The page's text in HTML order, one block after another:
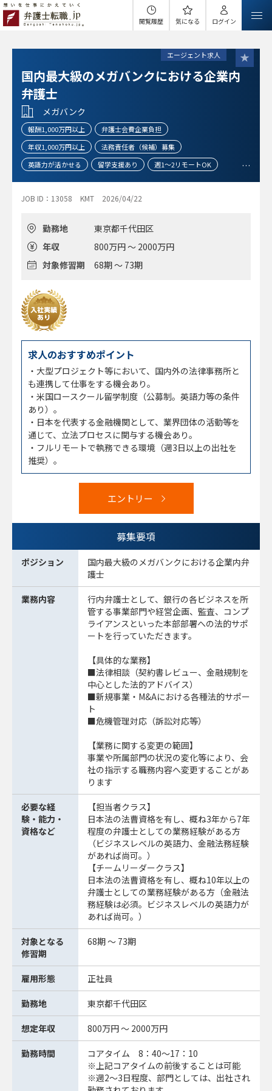
閲覧履歴 気になる ログイン
エージェント求人
国内最大級のメガバンクにおける企業内
弁護士
メガバンク
報酬1,000万円以上
弁護士会費企業負担
年収1,000万円以上
法務責任者（候補）募集
英語力が活かせる
留学支援あり
週1～2リモートOK
完全週休二日制(土日)
JOB ID：13058 KMT 2026/04/22
勤務地
東京都千代田区
年収
800万円 ～ 2000万円
対象修習期
68期 ～ 73期
求人のおすすめポイント
・大型プロジェクト等において、国内外の法律事務所と
も連携して仕事をする機会あり。
・米国ロースクール留学制度（公募制。英語力等の条件
あり）。
・日本を代表する金融機関として、業界団体の活動等を
通じて、立法プロセスに関与する機会あり。
・フルリモートで執務できる環境（週3日以上の出社を
推奨）。
エントリー
募集要項
ポジション
国内最大級のメガバンクにおける企業内弁
護士
業務内容
行内弁護士として、銀行の各ビジネスを所
管する事業部門や経営企画、監査、コンプ
ライアンスといった本部部署への法的サポ
ートを行っていただきます。
【具体的な業務】
■法律相談（契約書レビュー、金融規制を
中心とした法的アドバイス）
■新規事業・M&Aにおける各種法的サポー
ト
■危機管理対応（訴訟対応等）
【業務に関する変更の範囲】
事業や所属部門の状況の変化等により、会
社の指示する職務内容へ変更することがあ
ります
必要な経
験・能力・
資格など
【担当者クラス】
日本法の法曹資格を有し、概ね3年から7年
程度の弁護士としての業務経験がある方
（ビジネスレベルの英語力、金融法務経験
があれば尚可。）
【チームリーダークラス】
日本法の法曹資格を有し、概ね10年以上の
弁護士としての業務経験がある方（金融法
務経験は必須。ビジネスレベルの英語力が
あれば尚可。）
対象となる
修習期
68期 ～ 73期
雇用形態 正社員
勤務地 東京都千代田区
想定年収 800万円 ～ 2000万円
勤務時間
コアタイム 8：40～17：10
※上記コアタイムの前後することは可能
※週2～3日程度、部門としては、出社され